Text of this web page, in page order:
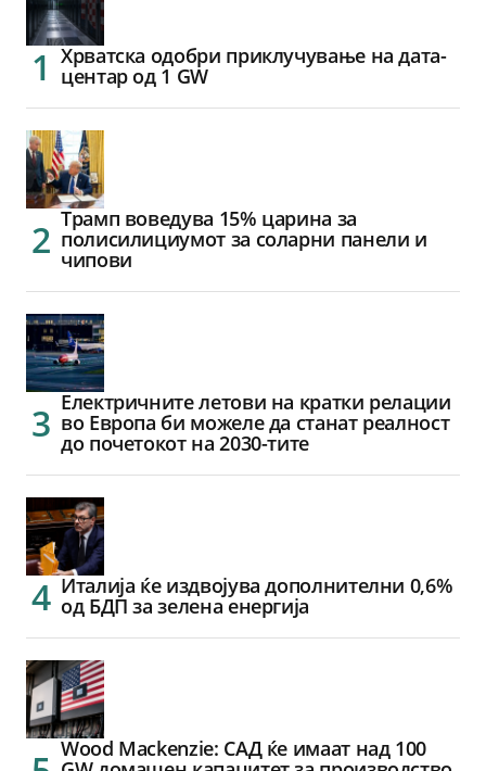
Хрватска одобри приклучување на дата-
центар од 1 GW
Трамп воведува 15% царина за
полисилициумот за соларни панели и
чипови
Електричните летови на кратки релации
во Европа би можеле да станат реалност
до почетокот на 2030-тите
Италија ќе издвојува дополнителни 0,6%
од БДП за зелена енергија
Wood Mackenzie: САД ќе имаат над 100